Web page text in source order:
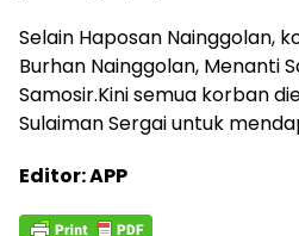
Selain Haposan Nainggolan,
Burhan Nainggolan, Menanti
Samosir.Kini semua korban
Sulaiman Sergai untuk
Editor: APP